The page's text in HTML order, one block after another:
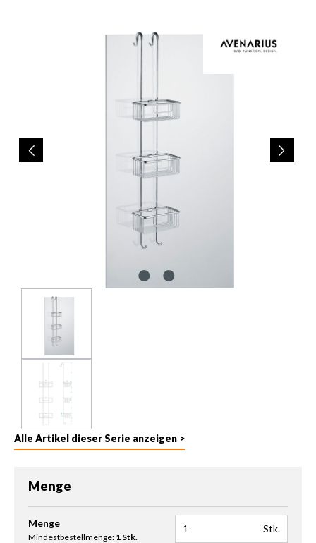
Alle Artikel dieser Serie anzeigen >
Menge
Produkt Anzahl: Gib den gewünschten Wert ein oder benutze
Menge
Mindestbestellmenge: 1 Stk.
Stk.